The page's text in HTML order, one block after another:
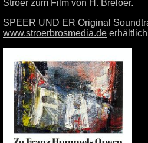
Ströer zum Film von H. Breloer.
SPEER UND ER Original
www.stroerbrosmedia.de